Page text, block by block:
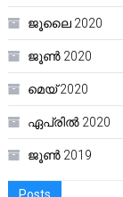
ജൂലൈ 2020
ജൂൺ 2020
മെയ്‌ 2020
ഏപ്രിൽ 2020
ജൂൺ 2019